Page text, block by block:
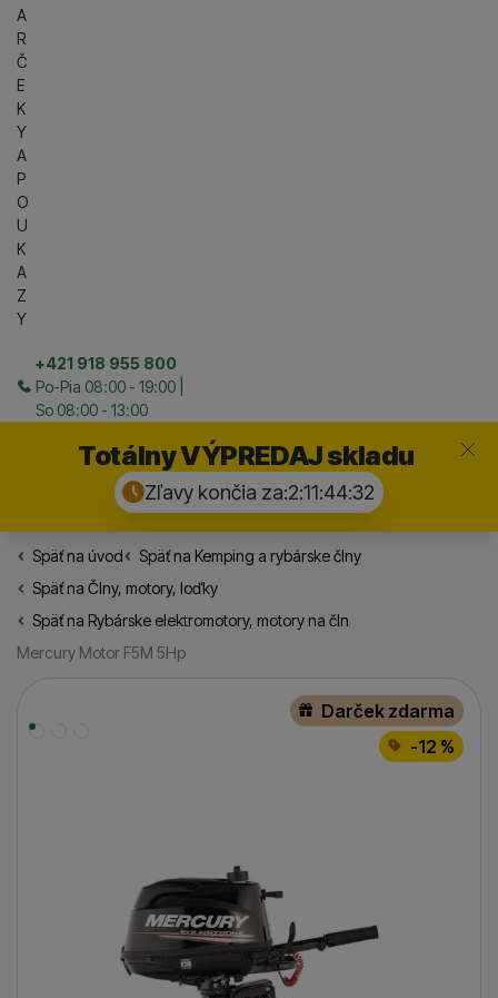
A
R
Č
E
K
Y
A
P
O
U
K
A
Z
Y
+421 918 955 800
Po-Pia 08:00 - 19:00 |
So 08:00 - 13:00
Totálny VÝPREDAJ skladu
Zľavy končia za:2:11:44:31
Zavrieť
Späť na úvodRybarske.sk
Späť na Kemping a rybárske člny
Späť na Člny, motory, loďky
Späť na Rybárske elektromotory, motory na čln
Mercury Motor F5M 5Hp
Darček zdarma
-12 %